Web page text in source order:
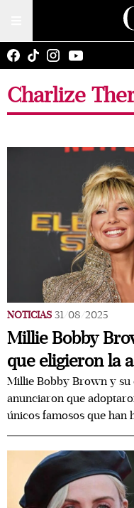
Charlize
NOTICIAS 31/08/2025
Millie Bobby
que eligieron la
Millie Bobby Brown y su
anunciaron que
únicos famosos que han